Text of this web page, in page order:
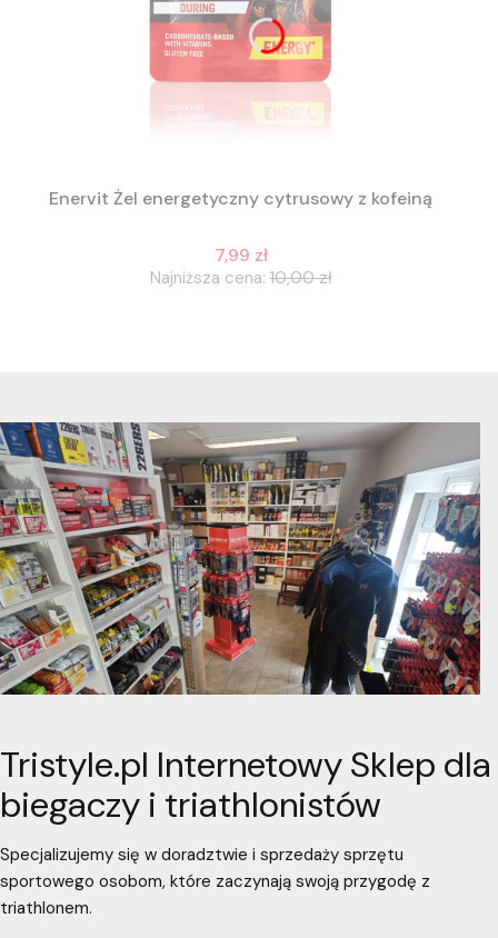
Enervit Żel energetyczny cytrusowy z kofeiną
7,99 zł
Najniższa cena: 10,00 zł
Tristyle.pl Internetowy Sklep dla
biegaczy i triathlonistów
Specjalizujemy się w doradztwie i sprzedaży sprzętu
sportowego osobom, które zaczynają swoją przygodę z
triathlonem.